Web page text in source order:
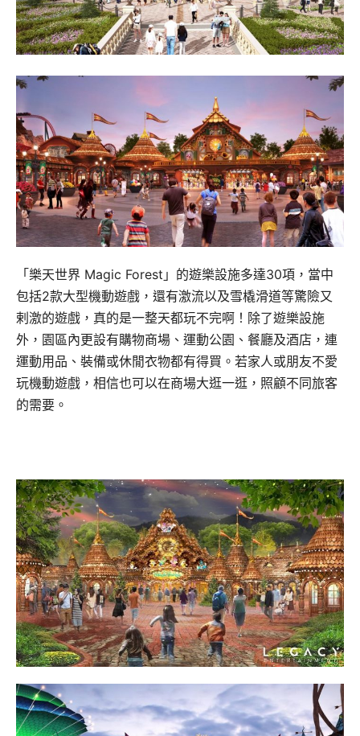
「樂天世界 Magic Forest」的遊樂設施多達30項，當中
包括2款大型機動遊戲，還有激流以及雪橇滑道等驚險又
剌激的遊戲，真的是一整天都玩不完啊！除了遊樂設施
外，園區內更設有購物商場、運動公園、餐廳及酒店，連
運動用品、裝備或休閒衣物都有得買。若家人或朋友不愛
玩機動遊戲，相信也可以在商場大逛一逛，照顧不同旅客
的需要。